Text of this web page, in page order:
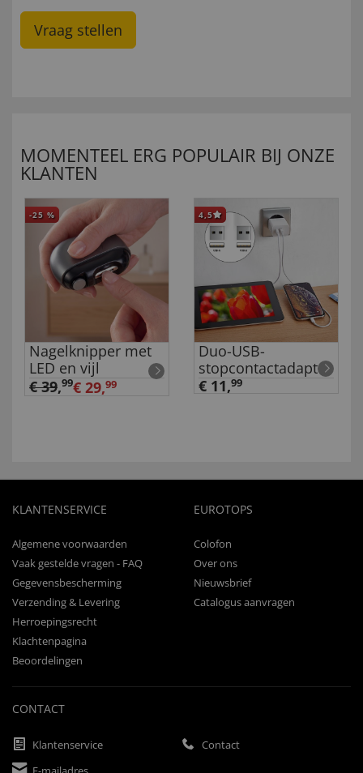
Vraag stellen
MOMENTEEL ERG POPULAIR BIJ ONZE
KLANTEN
-25 %
Nagelknipper met
LED en vijl
€ 39,99€ 29,99
4,5
Duo-USB-
stopcontactadapter
€ 11,99
KLANTENSERVICE
Algemene voorwaarden
Vaak gestelde vragen - FAQ
Gegevensbescherming
Verzending & Levering
Herroepingsrecht
Klachtenpagina
Beoordelingen
EUROTOPS
Colofon
Over ons
Nieuwsbrief
Catalogus aanvragen
CONTACT
Klantenservice
Contact
E-mailadres